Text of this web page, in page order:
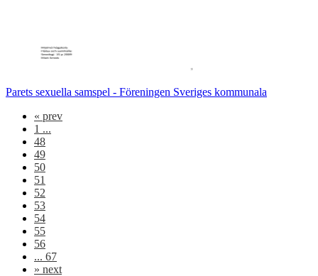
Parets sexuella samspel - Föreningen Sveriges kommunala
« prev
1 ...
48
49
50
51
52
53
54
55
56
... 67
» next